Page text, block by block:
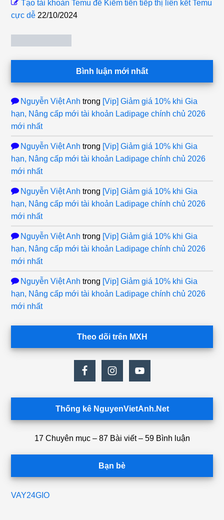
Tạo tài khoản Temu để Kiếm tiền tiếp thị liên kết Temu
cực dễ 22/10/2024
Bình luận mới nhất
Nguyễn Việt Anh trong [Vip] Giảm giá 10% khi Gia
hạn, Nâng cấp mới tài khoản Ladipage chính chủ 2026
mới nhất
Nguyễn Việt Anh trong [Vip] Giảm giá 10% khi Gia
hạn, Nâng cấp mới tài khoản Ladipage chính chủ 2026
mới nhất
Nguyễn Việt Anh trong [Vip] Giảm giá 10% khi Gia
hạn, Nâng cấp mới tài khoản Ladipage chính chủ 2026
mới nhất
Nguyễn Việt Anh trong [Vip] Giảm giá 10% khi Gia
hạn, Nâng cấp mới tài khoản Ladipage chính chủ 2026
mới nhất
Nguyễn Việt Anh trong [Vip] Giảm giá 10% khi Gia
hạn, Nâng cấp mới tài khoản Ladipage chính chủ 2026
mới nhất
Theo dõi trên MXH
Thống kê NguyenVietAnh.Net
17 Chuyên mục – 87 Bài viết – 59 Bình luận
Bạn bè
VAY24GIO